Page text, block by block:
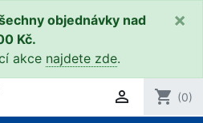
objednávky nad
Kč.
akce najdete zde.
×
 shopping_cart (0)